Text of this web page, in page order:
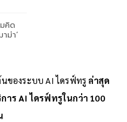
คิด
ม่า’
นของระบบ AI ไดรฟ์ทรูล่าสุด
าร AI ไดรฟ์ทรูในกว่า 100